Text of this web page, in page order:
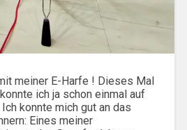
meiner E-Harfe ! Dieses Mal
ich ja schon einmal auf
konnte mich gut an das
Eines meiner